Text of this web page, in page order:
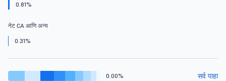
0.81%
नेट CA आणि अन्य
0.31%
0.00% सर्व पाहा